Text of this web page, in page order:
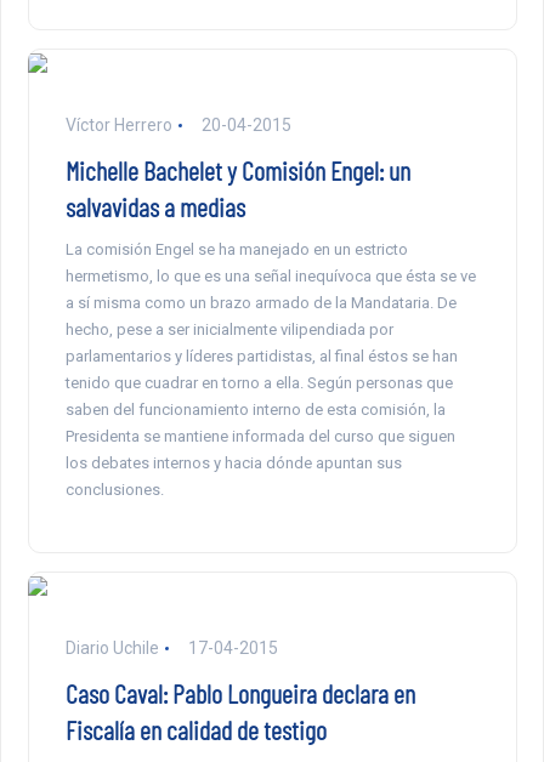
Víctor Herrero 20-04-2015
Michelle Bachelet y Comisión Engel: un
salvavidas a medias
La comisión Engel se ha manejado en un estricto
hermetismo, lo que es una señal inequívoca que ésta se ve
a sí misma como un brazo armado de la Mandataria. De
hecho, pese a ser inicialmente vilipendiada por
parlamentarios y líderes partidistas, al final éstos se han
tenido que cuadrar en torno a ella. Según personas que
saben del funcionamiento interno de esta comisión, la
Presidenta se mantiene informada del curso que siguen
los debates internos y hacia dónde apuntan sus
conclusiones.
Diario Uchile 17-04-2015
Caso Caval: Pablo Longueira declara en
Fiscalía en calidad de testigo